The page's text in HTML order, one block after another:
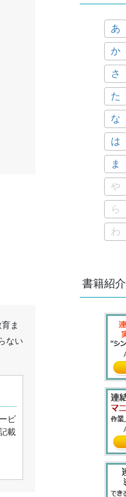
ま
ない
ビ
載
あ
か
さ
た
な
は
ま
や
ら
わ
書籍紹介